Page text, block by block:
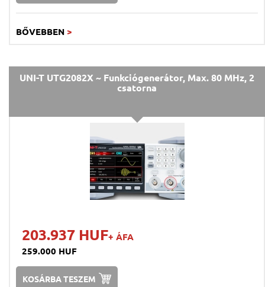
BŐVEBBEN >
UNI-T UTG2082X ~ Funkciógenerátor, Max. 80 MHz, 2
csatorna
203.937 HUF+ ÁFA
259.000 HUF
KOSÁRBA TESZEM